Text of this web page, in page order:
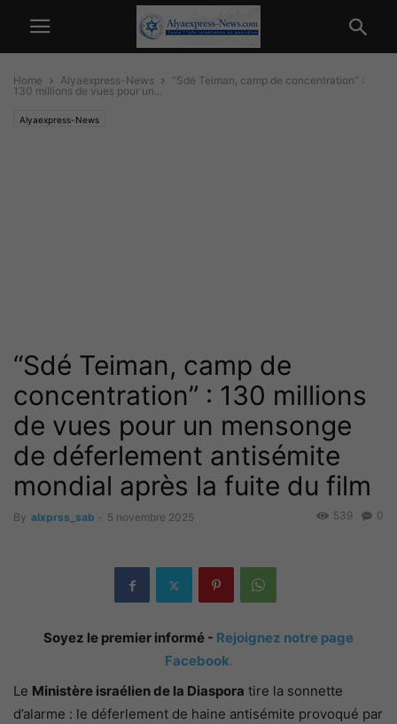
Home Alyaexpress-News
“Sdé Teiman, camp de concentration” :
130 millions de vues pour un...
Alyaexpress-News
“Sdé Teiman, camp de
concentration” : 130 millions
de vues pour un mensonge
de déferlement antisémite
mondial après la fuite du film
By alxprss_sab - 5 novembre 2025 0
539
Soyez le premier informé - Rejoignez notre page
Facebook.
Le Ministère israélien de la Diaspora tire la sonnette
d’alarme : le déferlement de haine antisémite provoqué par